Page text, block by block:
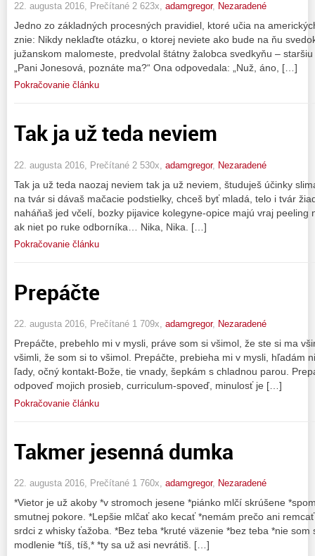
22. augusta 2016, Prečítané 2 623x, adamgregor, Nezaradené
Jedno zo základných procesných pravidiel, ktoré učia na
znie: Nikdy neklaďte otázku, o ktorej neviete ako bude na ňu
južanskom malomeste, predvolal štátny žalobca svedkyňu –
„Pani Jonesová, poznáte ma?“ Ona odpovedala: „Nuž, áno, […]
Pokračovanie článku
Tak ja už teda neviem
22. augusta 2016, Prečítané 2 530x, adamgregor, Nezaradené
Tak ja už teda naozaj neviem tak ja už neviem, študuješ účinky
na tvár si dávaš mačacie podstielky, chceš byť mladá, telo i tvár
naháňaš jed včelí, bozky pijavice kolegyne-opice majú vraj peeling
ak niet po ruke odborníka… Nika, Nika. […]
Pokračovanie článku
Prepáčte
22. augusta 2016, Prečítané 1 709x, adamgregor, Nezaradené
Prepáčte, prebehlo mi v mysli, práve som si všimol, že ste si ma
všimli, že som si to všimol. Prepáčte, prebieha mi v mysli, hľadám
ľady, očný kontakt-Bože, tie vnady, šepkám s chladnou parou.
odpoveď mojich prosieb, curriculum-spoveď, minulosť je […]
Pokračovanie článku
Takmer jesenná dumka
22. augusta 2016, Prečítané 1 760x, adamgregor, Nezaradené
*Vietor je už akoby *v stromoch jesene *piánko mlčí skrúšene
smutnej pokore. *Lepšie mlčať ako kecať *nemám prečo ani
srdci z whisky ťažoba. *Bez teba *kruté väzenie *bez teba *nie som
modlenie *tíš, tíš,* *ty sa už asi nevrátiš. […]